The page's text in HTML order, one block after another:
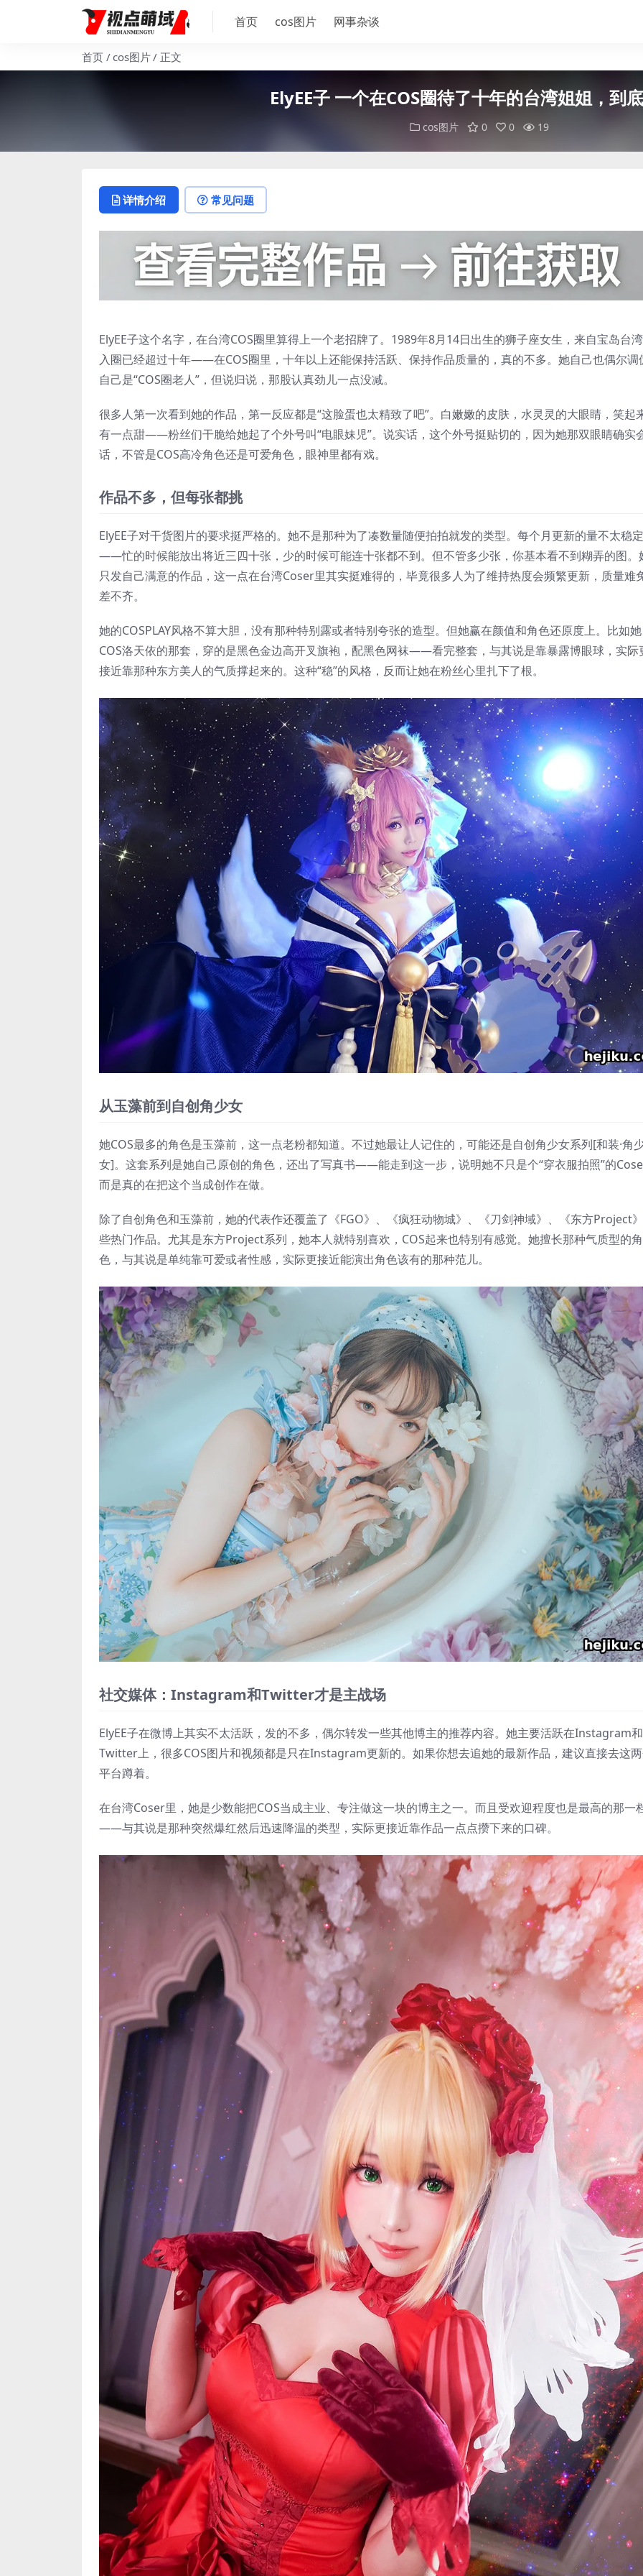
首页 cos图片 网事杂谈
首页 cos图片 正文
ElyEE子 一个在COS圈待了十年的台湾姐姐，到
cos图片 0 0 19
详情介绍 常见问题
ElyEE子这个名字，在台湾COS圈里算得上一个老招牌了。1989年8月14日出生的狮子座女生，来自宝岛台
入圈已经超过十年——在COS圈里，十年以上还能保持活跃、保持作品质量的，真的不多。她自己也偶尔调
自己是“COS圈老人”，但说归说，那股认真劲儿一点没减。
很多人第一次看到她的作品，第一反应都是“这脸蛋也太精致了吧”。白嫩嫩的皮肤，水灵灵的大眼睛，笑起
有一点甜——粉丝们干脆给她起了个外号叫“电眼妹児”。说实话，这个外号挺贴切的，因为她那双眼睛确实
话，不管是COS高冷角色还是可爱角色，眼神里都有戏。
作品不多，但每张都挑
ElyEE子对干货图片的要求挺严格的。她不是那种为了凑数量随便拍拍就发的类型。每个月更新的量不太稳定
——忙的时候能放出将近三四十张，少的时候可能连十张都不到。但不管多少张，你基本看不到糊弄的图。
只发自己满意的作品，这一点在台湾Coser里其实挺难得的，毕竟很多人为了维持热度会频繁更新，质量难
差不齐。
她的COSPLAY风格不算大胆，没有那种特别露或者特别夸张的造型。但她赢在颜值和角色还原度上。比如她
COS洛天依的那套，穿的是黑色金边高开叉旗袍，配黑色网袜——看完整套，与其说是靠暴露博眼球，实际
接近靠那种东方美人的气质撑起来的。这种“稳”的风格，反而让她在粉丝心里扎下了根。
从玉藻前到自创角少女
她COS最多的角色是玉藻前，这一点老粉都知道。不过她最让人记住的，可能还是自创角少女系列[和装·角
女]。这套系列是她自己原创的角色，还出了写真书——能走到这一步，说明她不只是个“穿衣服拍照”的
而是真的在把这个当成创作在做。
除了自创角色和玉藻前，她的代表作还覆盖了《FGO》、《疯狂动物城》、《刀剑神域》、《东方Project
些热门作品。尤其是东方Project系列，她本人就特别喜欢，COS起来也特别有感觉。她擅长那种气质型的角
色，与其说是单纯靠可爱或者性感，实际更接近能演出角色该有的那种范儿。
社交媒体：Instagram和Twitter才是主战场
ElyEE子在微博上其实不太活跃，发的不多，偶尔转发一些其他博主的推荐内容。她主要活跃在Instagram和
Twitter上，很多COS图片和视频都是只在Instagram更新的。如果你想去追她的最新作品，建议直接去这
平台蹲着。
在台湾Coser里，她是少数能把COS当成主业、专注做这一块的博主之一。而且受欢迎程度也是最高的那一
——与其说是那种突然爆红然后迅速降温的类型，实际更接近靠作品一点点攒下来的口碑。